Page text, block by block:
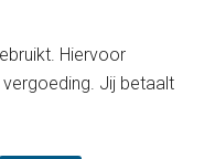
Hiervoor
Jij betaalt